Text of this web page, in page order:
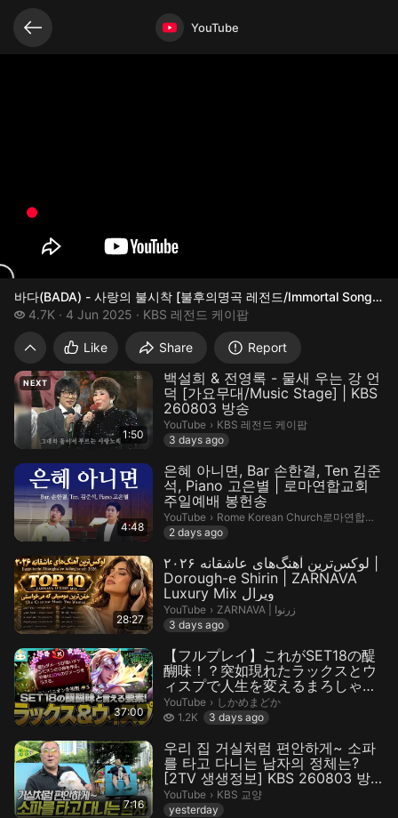
Video opened YouTube
바다(BADA) - 사랑의 불시착 [불후의명곡 레전드/Immortal Songs
바다(BADA) - 사랑의 불시착 [불후의명곡
4.7K
4.7 thousand views
4 Jun 2025 KBS 레전드 케이팝
Like Share Report
Related videos
NEXT
1:50
백설희 & 전영록 - 물새 우는 강 언
덕 [가요무대/Music Stage] | KBS
260803 방송
YouTube › KBS 레전드 케이팝.
KBS 레전드 케이팝
3 days ago
4:48
은혜 아니면, Bar 손한결, Ten 김준
석, Piano 고은별 | 로마연합교회
주일예배 봉헌송
YouTube › Rome Korean Church로마연합교회.
Rome Korean Church로마연합교회
2 days ago
28:27
لوکس‌ترین آهنگ‌های عاشقانه ۲۰۲۶ |
Dorough-e Shirin | ZARNAVA
Luxury Mix ویرال
YouTube ›
ZARNAVA | زرنوا
3 days ago
37:00
【フルプレイ】これがSET18の醍
醐味！？突如現れたラックスとウ
ィスプで人生を変えるまろしゃん
【チャレンジャー / TFT set18
PBE】
YouTube › しかめまどか.
しかめまどか
1.2K
1.2 thousand views
3 days ago
7:16
우리 집 거실처럼 편안하게~ 소파
를 타고 다니는 남자의 정체는?
[2TV 생생정보] KBS 260803 방
송
YouTube › KBS 교양.
KBS 교양
yesterday